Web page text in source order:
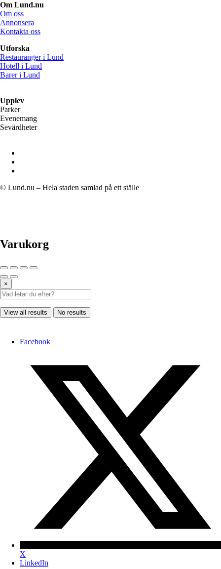
Om Lund.nu
Om oss
Annonsera
Kontakta oss
Utforska
Restauranger i Lund
Hotell i Lund
Barer i Lund
Upplev
Parker
Evenemang
Sevärdheter
© Lund.nu – Hela staden samlad på ett ställe
Varukorg
×
View all results No results
Facebook
X
LinkedIn